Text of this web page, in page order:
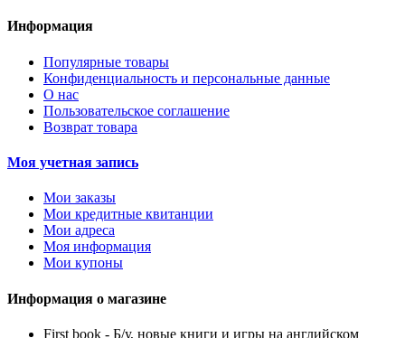
Информация
Популярные товары
Конфиденциальность и персональные данные
О нас
Пользовательское соглашение
Возврат товара
Моя учетная запись
Мои заказы
Мои кредитные квитанции
Мои адреса
Моя информация
Мои купоны
Информация о магазине
First book - Б/у, новые книги и игры на английском